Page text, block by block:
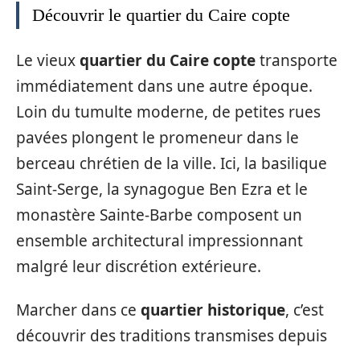
Découvrir le quartier du Caire copte
Le vieuxquartier du Caire coptetransporte
immédiatement dans une autre époque.
Loin du tumulte moderne, de petites rues
pavées plongent le promeneur dans le
berceau chrétien de la ville. Ici, la basilique
Saint-Serge, la synagogue Ben Ezra et le
monastère Sainte-Barbe composent un
ensemble architectural impressionnant
malgré leur discrétion extérieure.
Marcher dans ce quartier historique, c’est
découvrir des traditions transmises depuis